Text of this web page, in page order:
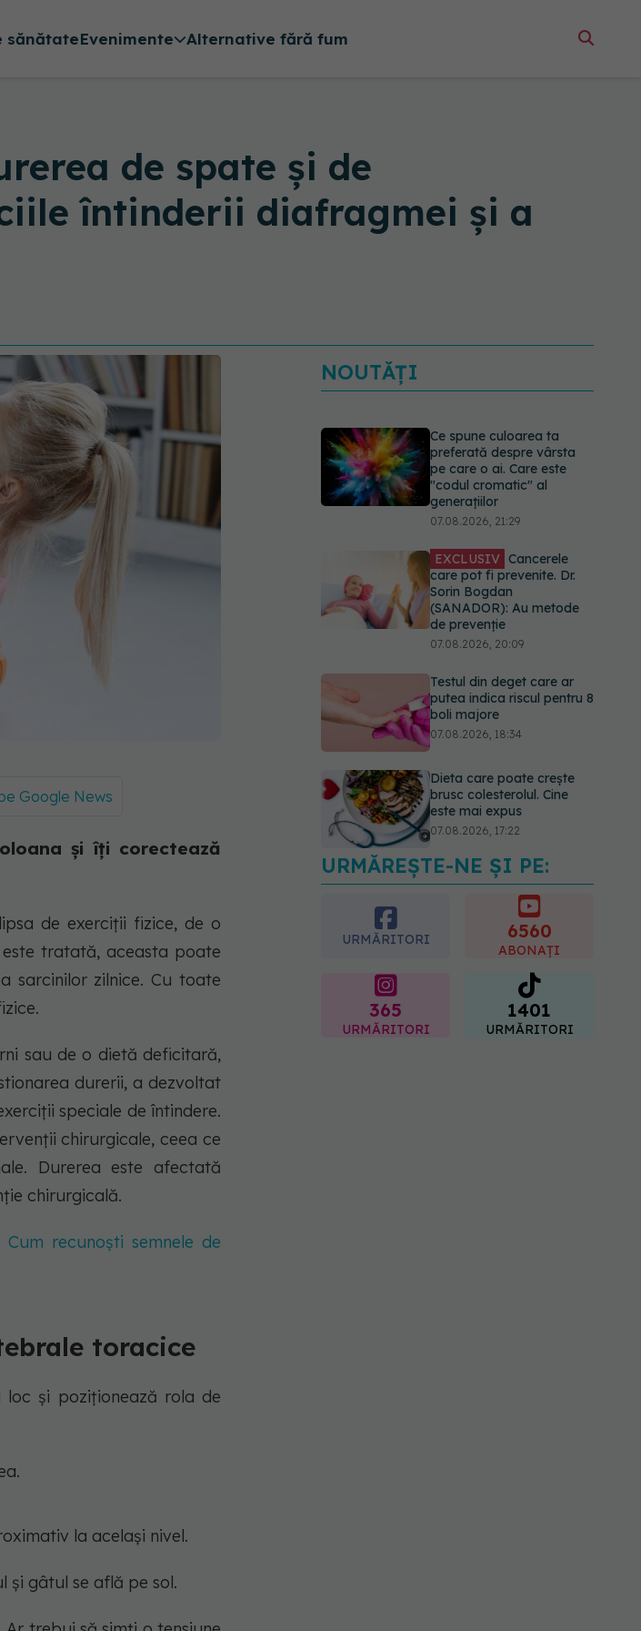
sănătateEvenimente Alternative fără fum
de spate și de
întinderii diafragmei și a
Google News
și îți corectează
de exerciții fizice, de o
tratată, aceasta poate
sarcinilor zilnice. Cu toate
sau de o dietă deficitară,
durerii, a dezvoltat
speciale de întindere.
chirurgicale, ceea ce
Durerea este afectată
chirurgicală.
recunoști semnele de
toracice
loc și poziționează rola de
la același nivel.
și gâtul se află pe sol.
NOUTĂȚI
Ce spune culoarea ta
preferată despre vârsta
pe care o ai. Care este
"codul cromatic" al
generațiilor
07.08.2026, 21:29
EXCLUSIV Cancerele
care pot fi prevenite. Dr.
Sorin Bogdan
(SANADOR): Au metode
de prevenție
07.08.2026, 20:09
Testul din deget care ar
putea indica riscul pentru 8
boli majore
07.08.2026, 18:34
Dieta care poate crește
brusc colesterolul. Cine
este mai expus
07.08.2026, 17:22
Ceaiul care ajută
organismul să lupte cu
inflamația. Poate regla
glicemia și colesterolul
08.08.2026, 09:00
URMĂREȘTE-NE ȘI PE:
URMĂRITORI 6560
ABONAȚI
365
URMĂRITORI
1401
URMĂRITORI